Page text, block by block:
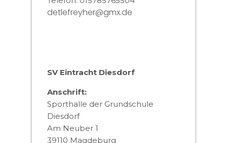
detlefreyher@gmx.de
SV Eintracht Diesdorf
Anschrift:
Sporthalle der Grundschule
Diesdorf
Am Neuber 1
39110 Magdeburg